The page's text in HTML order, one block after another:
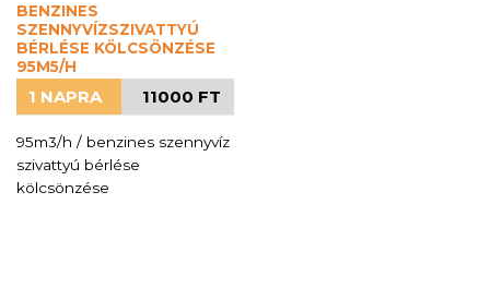
BENZINES
SZENNYVÍZSZIVATTYÚ
BÉRLÉSE KÖLCSÖNZÉSE
95M5/H
1 NAPRA 11000 FT
95m3/h / benzines szennyvíz
szivattyú bérlése
kölcsönzése